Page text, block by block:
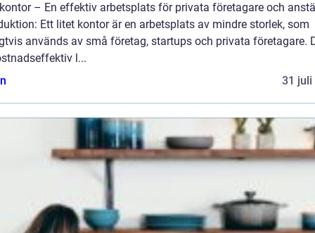
– En effektiv arbetsplats för privata företagare och
Ett litet kontor är en arbetsplats av mindre storlek, som
används av små företag, startups och privata företagare.
l...
31 juli